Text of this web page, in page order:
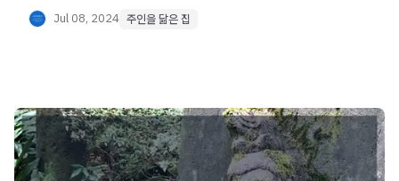
Jul 08, 2024 주인을 닮은 집